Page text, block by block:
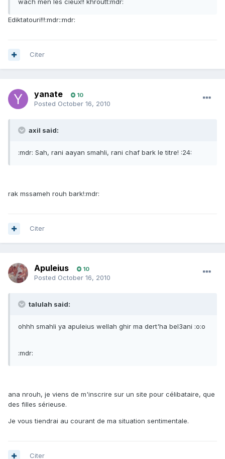
wach men les cieux!! khroutt:mdr:
Ediktatouri!!!:mdr::mdr:
Citer
yanate 10
Posted October 16, 2010
axil said:
:mdr: Sah, rani aayan smahli, rani chaf bark le titre! :24:
rak mssameh rouh bark!:mdr:
Citer
Apuleius 10
Posted October 16, 2010
talulah said:
ohhh smahli ya apuleius wellah ghir ma dert'ha bel3ani :o:o
:mdr:
ana nrouh, je viens de m'inscrire sur un site pour célibataire, que
des filles sérieuse.
Je vous tiendrai au courant de ma situation sentimentale.
Citer